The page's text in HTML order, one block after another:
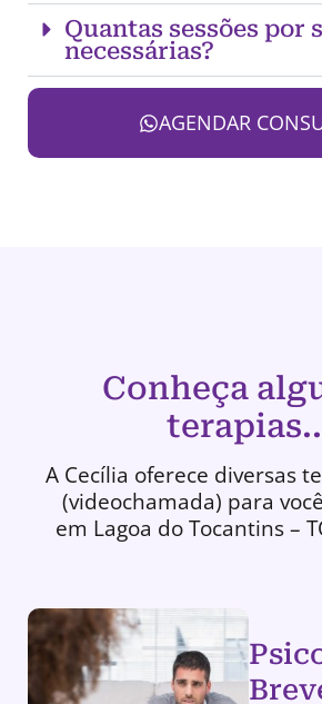
Quantas sessões por
necessárias?
AGENDAR
Conheça
A Cecília oferece diversas
(videochamada) para
em Lagoa do Tocantins –